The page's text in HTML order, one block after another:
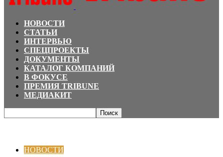
НОВОСТИ
СТАТЬИ
ИНТЕРВЬЮ
СПЕЦПРОЕКТЫ
ДОКУМЕНТЫ
КАТАЛОГ КОМПАНИЙ
В ФОКУСЕ
ПРЕМИЯ TRIBUNE
МЕДИАКИТ
НОВОСТИ